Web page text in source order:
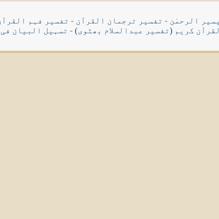
الرحمٰن - تفسیر ترجمان القرآن - تفسیر فہم
کریم (تفسیر عبدالسلام بھٹوی) - تسہیل البیان